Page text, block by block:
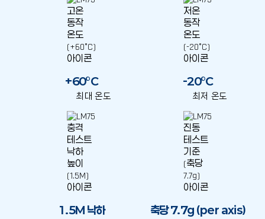
+60°C
최대 온도
-20°C
최저 온도
1.5M 낙하 축당 7.7g (per axis)